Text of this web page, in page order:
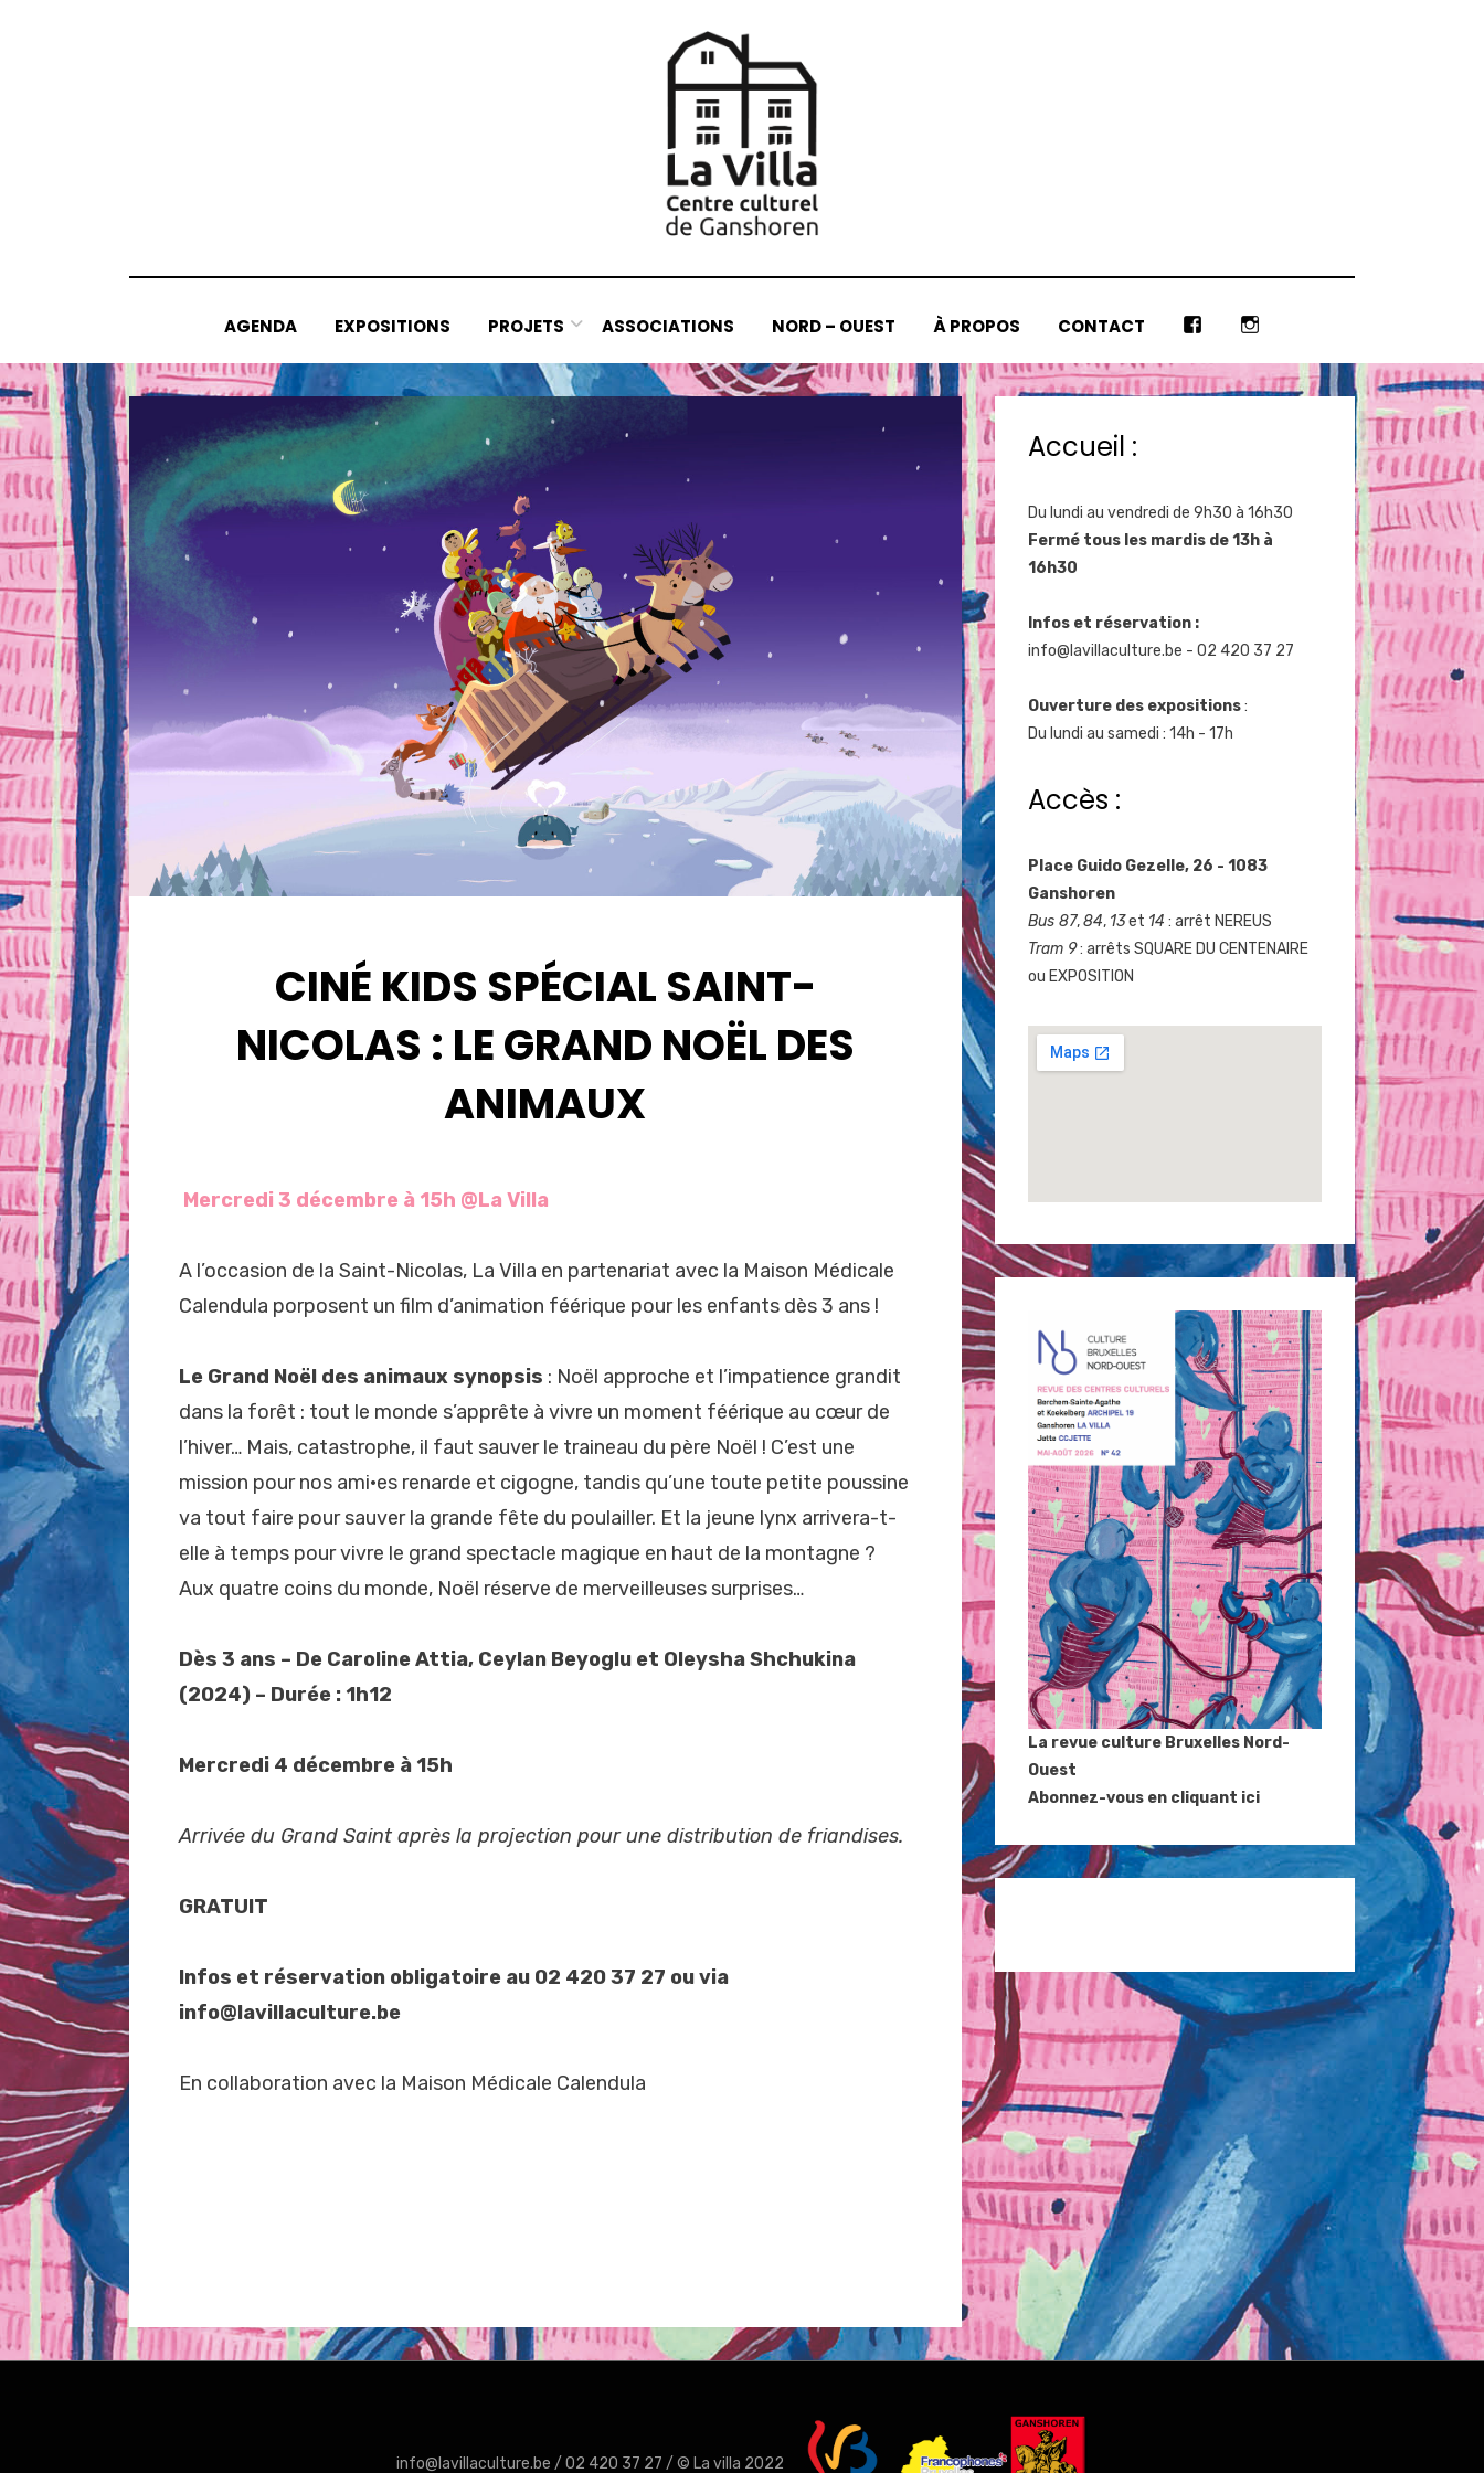
AGENDA EXPOSITIONS PROJETS ASSOCIATIONS NORD – OUEST À PROPOS CONTACT
S
CINÉ KIDS SPÉCIAL SAINT-
NICOLAS : LE GRAND NOËL DES
ANIMAUX
Mercredi 3 décembre à 15h @La Villa
A l’occasion de la Saint-Nicolas, La Villa en partenariat avec la Maison Médicale
Calendula porposent un film d’animation féérique pour les enfants dès 3 ans !
Le Grand Noël des animaux synopsis : Noël approche et l’impatience grandit
dans la forêt : tout le monde s’apprête à vivre un moment féérique au cœur de
l’hiver… Mais, catastrophe, il faut sauver le traineau du père Noël ! C’est une
mission pour nos ami·es renarde et cigogne, tandis qu’une toute petite poussine
va tout faire pour sauver la grande fête du poulailler. Et la jeune lynx arrivera-t-
elle à temps pour vivre le grand spectacle magique en haut de la montagne ?
Aux quatre coins du monde, Noël réserve de merveilleuses surprises…
Dès 3 ans – De Caroline Attia, Ceylan Beyoglu et Oleysha Shchukina
(2024) – Durée : 1h12
Mercredi 4 décembre à 15h
Arrivée du Grand Saint après la projection pour une distribution de friandises.
GRATUIT
Infos et réservation obligatoire au 02 420 37 27 ou via
info@lavillaculture.be
En collaboration avec la Maison Médicale Calendula
Accueil :
Du lundi au vendredi de 9h30 à 16h30
Fermé tous les mardis de 13h à
16h30
Infos et réservation :
info@lavillaculture.be - 02 420 37 27
Ouverture des expositions:
Du lundi au samedi : 14h - 17h
Accès :
Place Guido Gezelle, 26 - 1083
Ganshoren
Bus 87,84, 13et 14 : arrêt NEREUS
Tram 9: arrêts SQUARE DU CENTENAIRE
ou EXPOSITION
La revue culture Bruxelles Nord-
Ouest
Abonnez-vous en cliquant ici
info@lavillaculture.be / 02 420 37 27 / © La villa 2022